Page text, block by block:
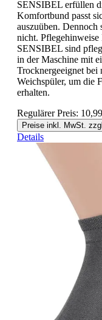
SENSIBEL erfüllen
Komfortbund passt
auszuüben. Dennoch
nicht.
SENSIBEL sind
in der Maschine mit
Trocknergeeignet bei
Weichspüler, um die
erhalten.
Regulärer Preis:
Preise inkl. MwSt.
Details